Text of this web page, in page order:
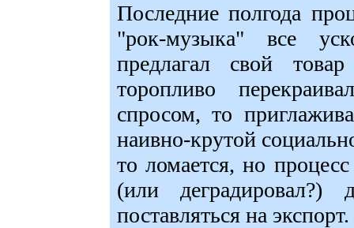
Последние полгода
"рок-музыка" все
предлагал свой
торопливо
спросом, то
наивно-крутой
то ломается, но
(или
поставляться на экспорт.